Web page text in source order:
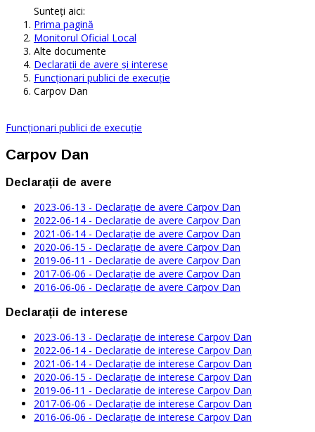
Sunteți aici:
Prima pagină
Monitorul Oficial Local
Alte documente
Declaraţii de avere şi interese
Funcționari publici de execuție
Carpov Dan
Funcționari publici de execuție
Carpov Dan
Declarații de avere
2023-06-13 - Declarație de avere Carpov Dan
2022-06-14 - Declarație de avere Carpov Dan
2021-06-14 - Declarație de avere Carpov Dan
2020-06-15 - Declarație de avere Carpov Dan
2019-06-11 - Declarație de avere Carpov Dan
2017-06-06 - Declarație de avere Carpov Dan
2016-06-06 - Declarație de avere Carpov Dan
Declarații de interese
2023-06-13 - Declarație de interese Carpov Dan
2022-06-14 - Declarație de interese Carpov Dan
2021-06-14 - Declarație de interese Carpov Dan
2020-06-15 - Declarație de interese Carpov Dan
2019-06-11 - Declarație de interese Carpov Dan
2017-06-06 - Declarație de interese Carpov Dan
2016-06-06 - Declarație de interese Carpov Dan